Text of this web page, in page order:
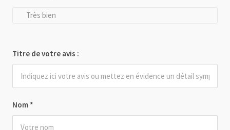
Nom *
Très bien
Titre de votre avis :